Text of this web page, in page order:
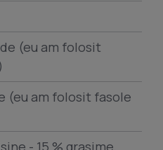
(eu am folosit
(eu am folosit fasole